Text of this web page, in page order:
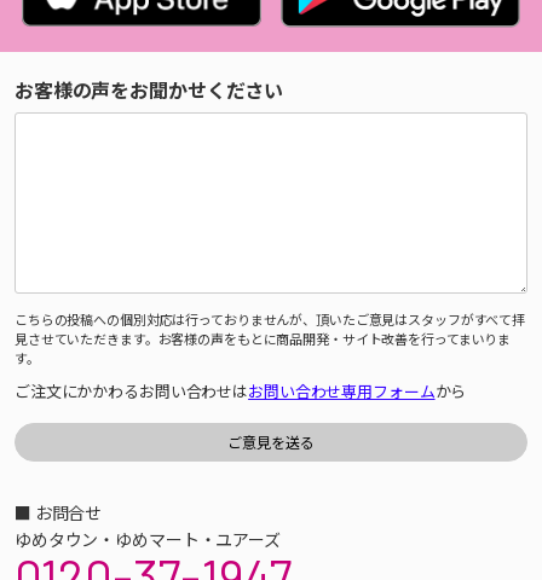
お客様の声をお聞かせください
こちらの投稿への個別対応は行っておりませんが、頂いたご意見はスタッフがすべて拝
見させていただきます。お客様の声をもとに商品開発・サイト改善を行ってまいりま
す。
ご注文にかかわるお問い合わせはお問い合わせ専用フォームから
■ お問合せ
ゆめタウン・ゆめマート・ユアーズ